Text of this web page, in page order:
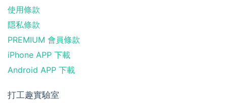
使用條款
隱私條款
PREMIUM 會員條款
iPhone APP 下載
Android APP 下載
打工趣實驗室